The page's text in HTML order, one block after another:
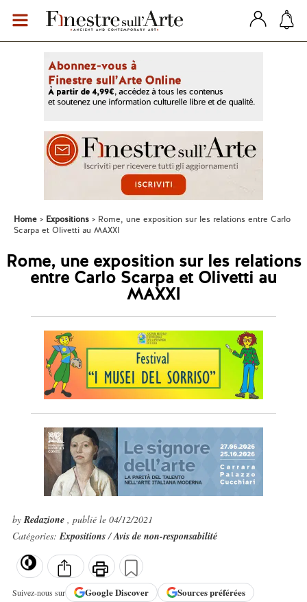
Home Expositions
Rome, une exposition sur les relations entre Carlo
Scarpa et Olivetti au MAXXI
Rome, une exposition sur les relations
entre Carlo Scarpa et Olivetti au
MAXXI
byRedazione , publié le 04/12/2021
Catégories:Expositions/Avis de non-responsabilité
Suivez-nous sur GoogleDiscover Sources préférées